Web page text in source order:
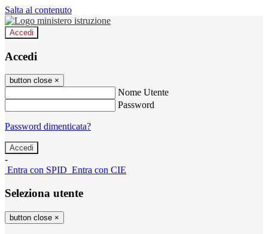
Salta al contenuto
Accedi
Accedi
button close ×
Nome Utente
Password
Password dimenticata?
-
Entra con SPID Entra con CIE
Seleziona utente
button close ×